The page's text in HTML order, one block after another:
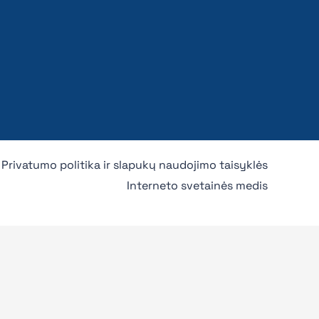
Privatumo politika ir slapukų naudojimo taisyklės
Interneto svetainės medis